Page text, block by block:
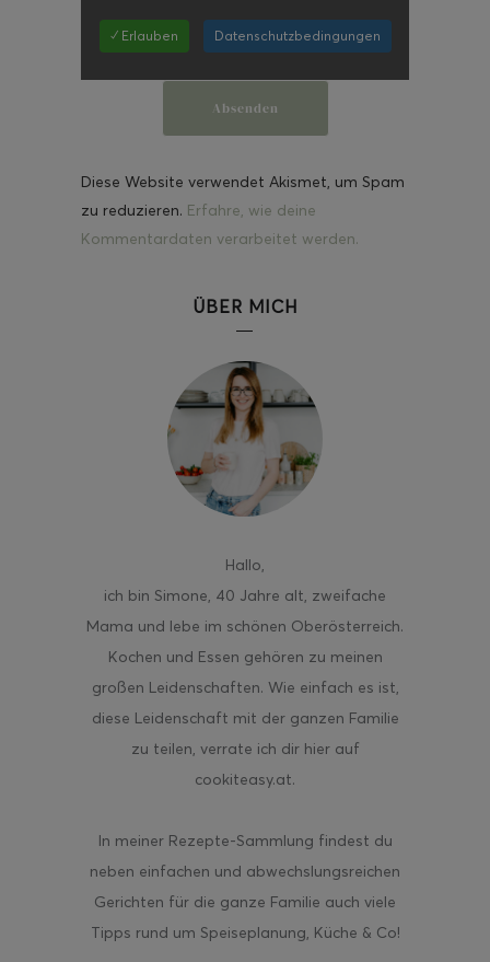
✓ Erlauben Datenschutzbedingungen
Diese Website verwendet Akismet, um Spam
zu reduzieren. Erfahre, wie deine
Kommentardaten verarbeitet werden.
ÜBER MICH
Hallo,
ich bin Simone, 40 Jahre alt, zweifache
Mama und lebe im schönen Oberösterreich.
Kochen und Essen gehören zu meinen
großen Leidenschaften. Wie einfach es ist,
diese Leidenschaft mit der ganzen Familie
zu teilen, verrate ich dir hier auf
cookiteasy.at.
In meiner Rezepte-Sammlung findest du
neben einfachen und abwechslungsreichen
Gerichten für die ganze Familie auch viele
Tipps rund um Speiseplanung, Küche & Co!